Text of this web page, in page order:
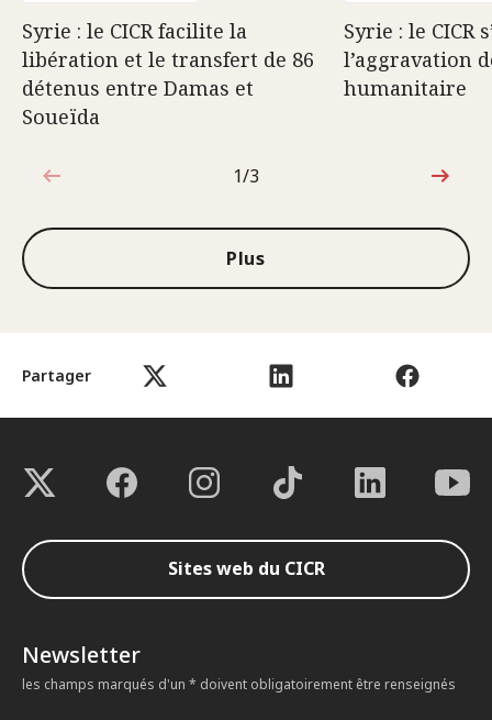
Partager
Syrie : le CICR facilite la
libération et le transfert de 86
détenus entre Damas et
Soueïda
Syrie : le CICR
l’aggravation
humanitaire
1sur3
1/3
Plus
Sites web du CICR
Newsletter
les champs marqués d'un * doivent obligatoirement être renseignés